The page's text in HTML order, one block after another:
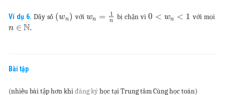
Ví dụ 6.Dãy số (wn ) với wn = 1
n bị chặn vì0 < wn < 1 với mọi
n ∈ N.
Bài tập
(nhiều bài tập hơn khiđăng kýhọc tại Trung tâm Cùng học toán)